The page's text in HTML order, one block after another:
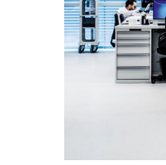
这
款